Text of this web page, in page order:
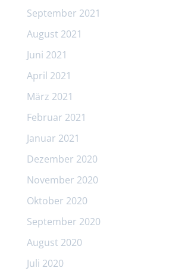
September 2021
August 2021
Juni 2021
April 2021
März 2021
Februar 2021
Januar 2021
Dezember 2020
November 2020
Oktober 2020
September 2020
August 2020
Juli 2020